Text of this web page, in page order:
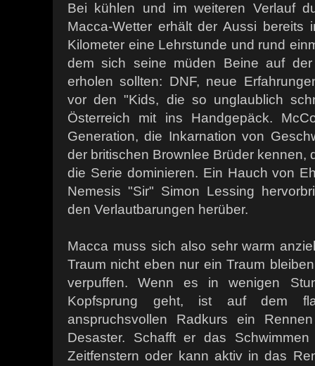
Bei kühlen und im weiteren Verlauf
Macca-Wetter erhält der Aussi bereits
Kilometer eine Lehrstunde und rund
dem sich seine müden Beine auf
erholen sollten: DNF, neue
vor den "Kids, die so unglaublich
Österreich mit ins Handgepäck.
Generation, die Inkarnation von
der britischen Brownlee Brüder kennen,
die Serie dominieren. Ein Hauch von
Nemesis "Sir" Simon Lessing
den Verlautbarungen herüber.
Macca muss sich also sehr warm
Traum nicht eben nur ein Traum
verpuffen. Wenn es in wenigen
Kopfsprung geht, ist auf dem
anspruchsvollen Radkurs ein
Desaster. Schafft er das
Zeitfenstern oder kann aktiv in das